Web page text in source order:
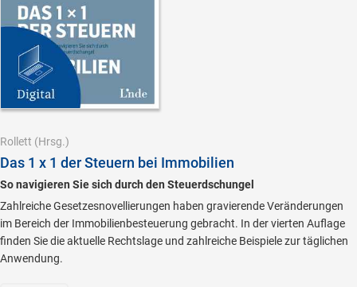
Rollett (Hrsg.)
Das 1 x 1 der Steuern bei Immobilien
So navigieren Sie sich durch den Steuerdschungel
Zahlreiche Gesetzesnovellierungen haben gravierende Veränderungen
im Bereich der Immobilienbesteuerung gebracht. In der vierten Auflage
finden Sie die aktuelle Rechtslage und zahlreiche Beispiele zur täglichen
Anwendung.